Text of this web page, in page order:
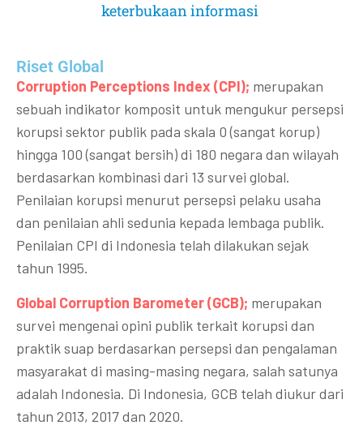
keterbukaan informasi
Riset Global​
Corruption Perceptions Index (CPI); merupakan
sebuah indikator komposit untuk mengukur persepsi
korupsi sektor publik pada skala 0 (sangat korup)
hingga 100 (sangat bersih) di 180 negara dan wilayah
berdasarkan kombinasi dari 13 survei global.
Penilaian korupsi menurut persepsi pelaku usaha
dan penilaian ahli sedunia kepada lembaga publik.
Penilaian CPI di Indonesia telah dilakukan sejak
tahun 1995.
Global Corruption Barometer (GCB); merupakan
survei mengenai opini publik terkait korupsi dan
praktik suap berdasarkan persepsi dan pengalaman
masyarakat di masing-masing negara, salah satunya
adalah Indonesia. Di Indonesia, GCB telah diukur dari
tahun 2013, 2017 dan 2020.